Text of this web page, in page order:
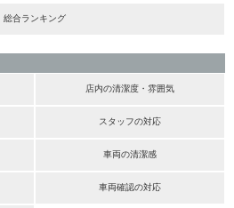
総合ランキング
店内の清潔度・雰囲気
スタッフの対応
車両の清潔感
車両確認の対応